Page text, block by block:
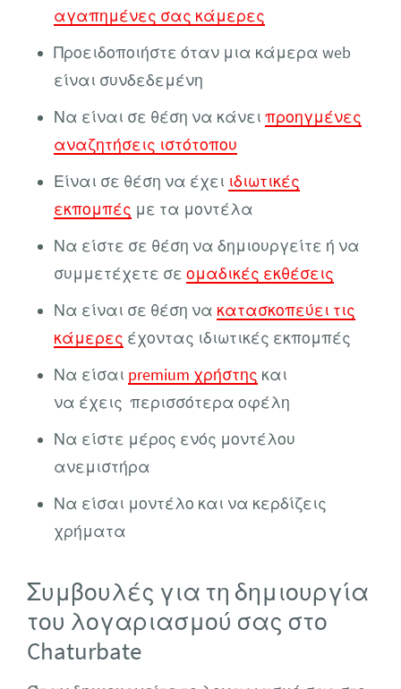
αγαπημένες σας κάμερες
Προειδοποιήστε όταν μια κάμερα web
είναι συνδεδεμένη
Να είναι σε θέση να κάνει προηγμένες
αναζητήσεις ιστότοπου
Είναι σε θέση να έχει ιδιωτικές
εκπομπές με τα μοντέλα
Να είστε σε θέση να δημιουργείτε ή να
συμμετέχετε σε ομαδικές εκθέσεις
Να είναι σε θέση να κατασκοπεύει τις
κάμερες έχοντας ιδιωτικές εκπομπές
Να είσαι premium χρήστης και
να έχεις περισσότερα οφέλη
Να είστε μέρος ενός μοντέλου
ανεμιστήρα
Να είσαι μοντέλο και να κερδίζεις
χρήματα
Συμβουλές για τη δημιουργία
του λογαριασμού σας στο
Chaturbate